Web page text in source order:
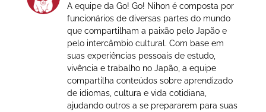
A equipe da Go! Go! Nihon é composta por
funcionários de diversas partes do mundo
que compartilham a paixão pelo Japão e
pelo intercâmbio cultural. Com base em
suas experiências pessoais de estudo,
vivência e trabalho no Japão, a equipe
compartilha conteúdos sobre aprendizado
de idiomas, cultura e vida cotidiana,
ajudando outros a se prepararem para suas